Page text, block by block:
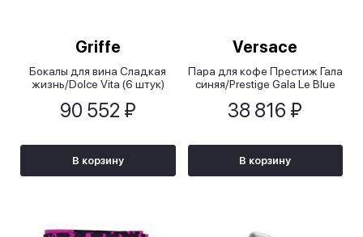
Griffe
Бокалы для вина Сладкая
жизнь/Dolce Vita (6 штук)
90 552 ₽
В корзину
Versace
Пара для кофе Престиж Гала
синяя/Prestige Gala Le Blue
38 816 ₽
В корзину